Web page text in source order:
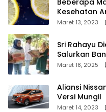
Kesehatan
Maret 13, 2023
Sri Rahayu
Salurkan
Kampek
Maret 18, 2025
Aliansi
Versi Mungil
Maret 14, 2023